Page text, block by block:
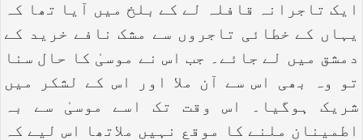
ایک تاجرانہ قافلہ لے کے بلخ میں آیا تھا کہ
یہاں کے خطائی تاجروں سے مشک نافے خرید کے
دمشق میں لے جائے۔ جب اس نے موسیٰ کا حال سنا
تو وہ بھی اس سے آن ملا اور اس کے لشکر میں
شریک ہوگیا۔ اس وقت تک اسے موسیٰ سے بہ
اطمینان ملنے کا موقع نہیں ملاتھا اس لیے کہ